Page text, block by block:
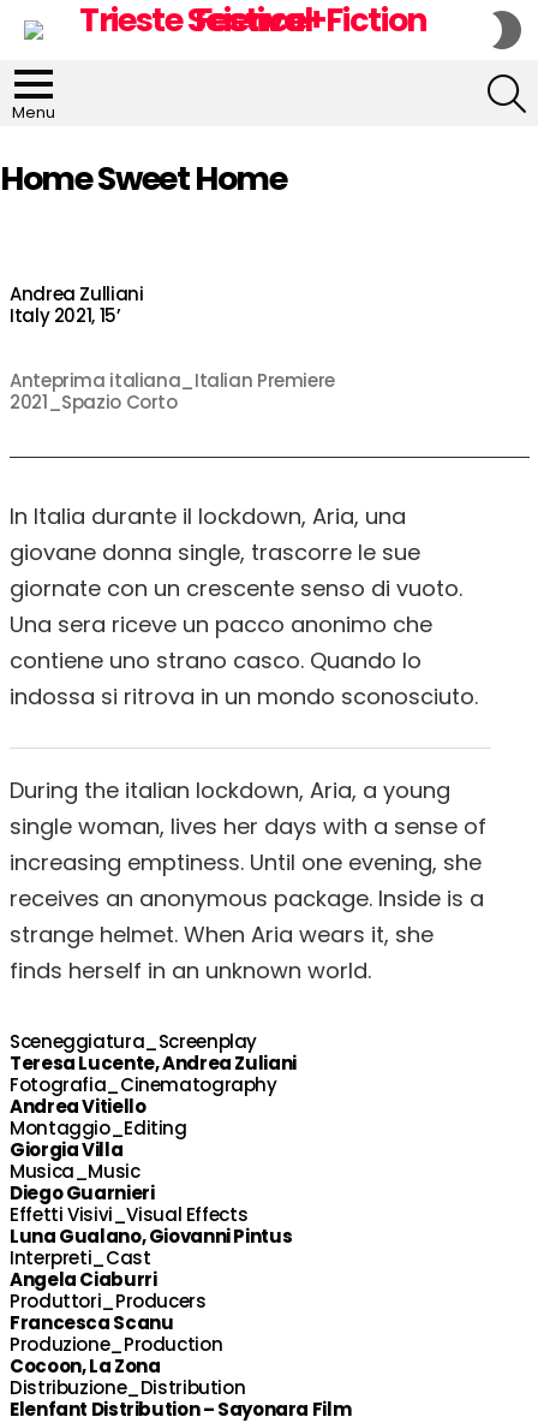
Menu
Home Sweet Home
Andrea Zulliani
Italy 2021, 15’
Anteprima italiana_Italian Premiere
2021_Spazio Corto
In Italia durante il lockdown, Aria, una
giovane donna single, trascorre le sue
giornate con un crescente senso di vuoto.
Una sera riceve un pacco anonimo che
contiene uno strano casco. Quando lo
indossa si ritrova in un mondo sconosciuto.
During the italian lockdown, Aria, a young
single woman, lives her days with a sense of
increasing emptiness. Until one evening, she
receives an anonymous package. Inside is a
strange helmet. When Aria wears it, she
finds herself in an unknown world.
Sceneggiatura_Screenplay
Teresa Lucente, Andrea Zuliani
Fotografia_Cinematography
Andrea Vitiello
Montaggio_Editing
Giorgia Villa
Musica_Music
Diego Guarnieri
Effetti Visivi_Visual Effects
Luna Gualano, Giovanni Pintus
Interpreti_Cast
Angela Ciaburri
Produttori_Producers
Francesca Scanu
Produzione_Production
Cocoon, La Zona
Distribuzione_Distribution
Elenfant Distribution – Sayonara Film